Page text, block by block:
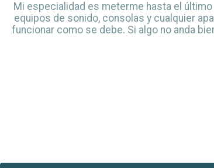
Mi especialidad es meterme hasta el
equipos de sonido, consolas y cualquier
funcionar como se debe. Si algo no anda